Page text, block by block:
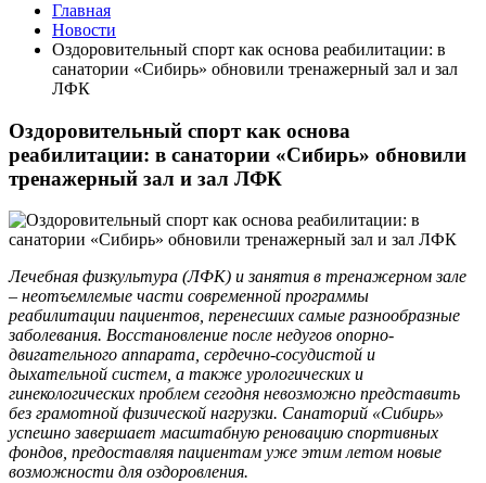
Главная
Новости
Оздоровительный спорт как основа реабилитации: в
санатории «Сибирь» обновили тренажерный зал и зал
ЛФК
Оздоровительный спорт как основа
реабилитации: в санатории «Сибирь» обновили
тренажерный зал и зал ЛФК
Лечебная физкультура (ЛФК) и занятия в тренажерном зале
– неотъемлемые части современной программы
реабилитации пациентов, перенесших самые разнообразные
заболевания. Восстановление после недугов опорно-
двигательного аппарата, сердечно-сосудистой и
дыхательной систем, а также урологических и
гинекологических проблем сегодня невозможно представить
без грамотной физической нагрузки. Санаторий «Сибирь»
успешно завершает масштабную реновацию спортивных
фондов, предоставляя пациентам уже этим летом новые
возможности для оздоровления.